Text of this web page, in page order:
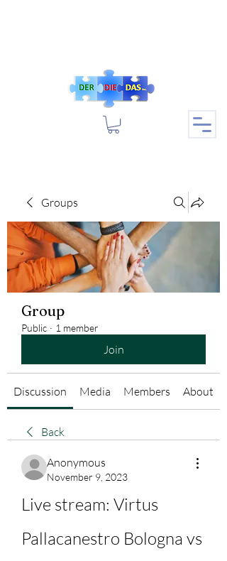
Groups
Group
Public · 1 member
Join
Discussion Media Members About
Back
Anonymous
November 9, 2023
Live stream: Virtus
Pallacanestro Bologna vs